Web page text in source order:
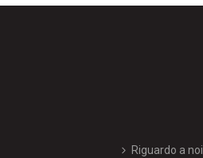
Riguardo a noi